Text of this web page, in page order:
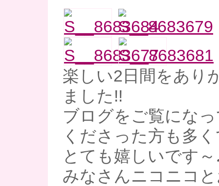
楽しい2日間をあり
ました!!
ブログをご覧にな
くださった方も多
とても嬉しいです～
みなさんニコニコ